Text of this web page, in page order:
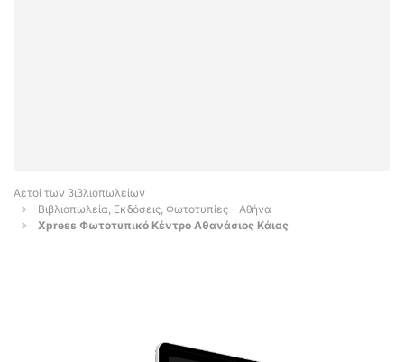
Αετοί των βιβλιοπωλείων
Βιβλιοπωλεία, Εκδόσεις, Φωτοτυπίες - Αθήνα
Xpress Φωτοτυπικό Κέντρο Αθανάσιος Κάιας